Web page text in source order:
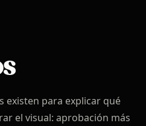
existen para explicar qué
el visual: aprobación más